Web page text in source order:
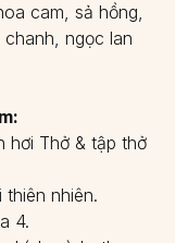
cam, sả hồng,
ngọc lan
hơi Thở & tập thở
thiên nhiên.
4.